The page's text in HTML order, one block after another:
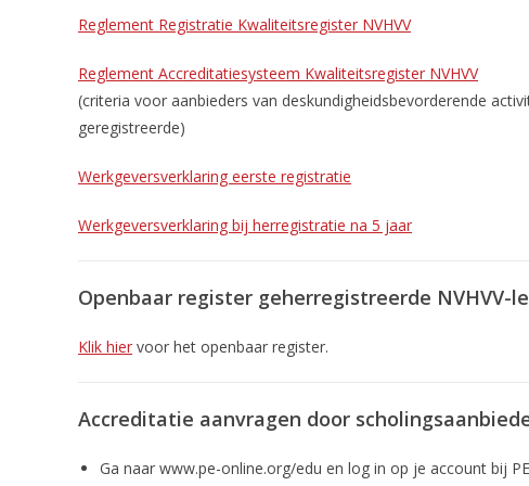
Reglement Registratie Kwaliteitsregister NVHVV
Reglement Accreditatiesysteem Kwaliteitsregister NVHVV
(criteria voor aanbieders van deskundigheidsbevorderende
geregistreerde)
Werkgeversverklaring eerste registratie
Werkgeversverklaring bij herregistratie na 5 jaar
Openbaar register geherregistreerde NVHVV-
Klik hier voor het openbaar register.
Accreditatie aanvragen door
Ga naar www.pe-online.org/edu en log in op je account bij